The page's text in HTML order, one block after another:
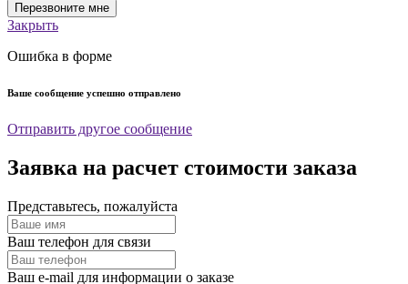
Перезвоните мне
Закрыть
Ошибка в форме
Ваше сообщение успешно отправлено
Отправить другое сообщение
Заявка на расчет стоимости заказа
Представьтесь, пожалуйста
Ваш телефон для связи
Ваш e-mail для информации о заказе